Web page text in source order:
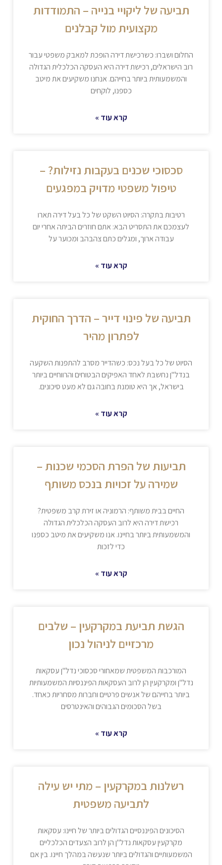
תביעה של ליקויי בנייה – התמודדות
מקצועית מול קבלנים
החלום ושברו: כשרכישת דירה הופכת למאבק משפטי עבור
רוב הישראלים, רכישת דירה היא העסקה הכלכלית הגדולה
והמשמעותית ביותר בחייהם. אנחנו משקיעים את מיטב
כספנו, לוקחים
קרא עוד »
סכסוכי שכנים בעקבות נזילות? –
טיפול משפטי מדויק במפגעים
רטיבות בתקרה: הסיוט השקט של כל בעל דירה תארו
לעצמכם את התסריט הבא: אתם חוזרים הביתה אחרי יום
עבודה ארוך, ומגלים כתם צהבהב ומכוער על
קרא עוד »
תביעה של פינוי דייר – הדרך החוקית
לפתרון מהיר
הסיוט של כל בעל נכס: כשהדייר מסרב להתפנות השקעה
בנדל"ן נחשבת לאחד האפיקים הבטוחים והרווחיים ביותר
בישראל, אך היא טומנת בחובה גם לא מעט סיכונים.
קרא עוד »
תביעות של הפרת הסכמי שכנות –
שמירה על זכויות בנכס משותף
החיים בבית משותף: הרמוניה או זירת קרב משפטית?
רכישת דירה היא לרוב העסקה הכלכלית הגדולה
והמשמעותית ביותר בחיינו. אנו משקיעים את מיטב כספנו
כדי לזכות
קרא עוד »
הגשת תביעת במקרקעין – שלבים
מרכזיים לניהול נכון
המורכבות המשפטית שמאחורי סכסוכי נדל"ן עסקאות
נדל"ן ומקרקעין הן לרוב העסקאות הפיננסיות המשמעותיות
ביותר בחייהם של אנשים פרטיים וחברות מסחריות כאחד.
בשל הסכומים הגבוהים והאינטרסים
קרא עוד »
רשלנות במקרקעין – מתי יש עילה
לתביעה משפטית
הסיכונים הפיננסיים הגדולים ביותר של חיינו: עסקאות
מקרקעין עסקאות נדל"ן הן לרוב הצעדים הכלכליים
המשמעותיים והגדולים ביותר שנעשה במהלך חיינו. בין אם